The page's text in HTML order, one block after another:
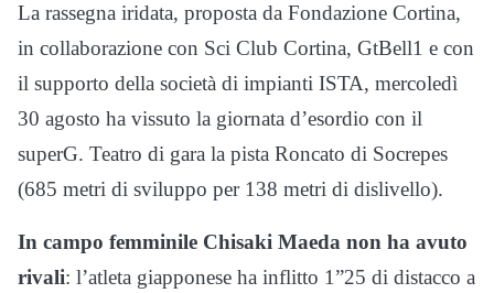
La rassegna iridata, proposta da Fondazione Cortina,
in collaborazione con Sci Club Cortina, GtBell1 e con
il supporto della società di impianti ISTA, mercoledì
30 agosto ha vissuto la giornata d’esordio con il
superG. Teatro di gara la pista Roncato di Socrepes
(685 metri di sviluppo per 138 metri di dislivello).
In campo femminile Chisaki Maeda non ha avuto
rivali: l’atleta giapponese ha inflitto 1”25 di distacco a